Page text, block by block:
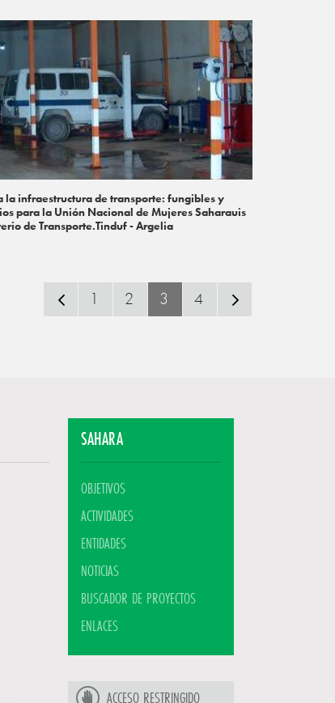
la infraestructura de transporte: fungibles y
para la Unión Nacional de Mujeres Saharauis
de Transporte.Tinduf - Argelia
1 2 3 4
SAHARA
OBJETIVOS
ACTIVIDADES
ENTIDADES
NOTICIAS
BUSCADOR DE PROYECTOS
ENLACES
ACCESO RESTRINGIDO